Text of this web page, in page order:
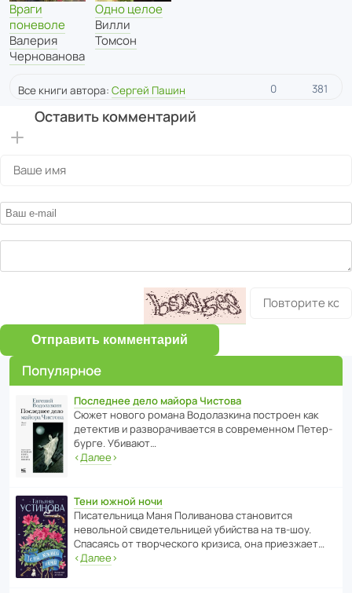
Враги
поневоле
Валерия
Чернованова
Одно целое
Вилли
Томсон
Все книги автора: Сергей Пашин 0 381
Оставить комментарий
Отправить комментарий
Популярное
Последнее дело майора Чистова
Сюжет нового романа Водо­ла­з­кина пост­роен как
дете­ктив и разво­ра­чи­ва­ется в совре­менном Пете­р­
бурге. Убивают…
‹Далее›
Тени южной ночи
Писа­тель­ница Маня Поли­ва­нова стано­вится
невольной свиде­тель­ницей убийства на тв-шоу.
Спасаясь от твор­че­с­кого кризиса, она приезжает…
‹Далее›